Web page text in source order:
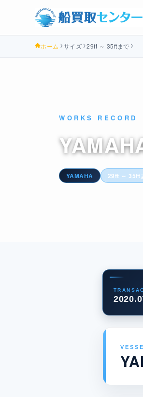
ホーム サイズ 29ft ～ 35ftまで
WORKS RECORD
YAMAHA 29ft ～ 35ft